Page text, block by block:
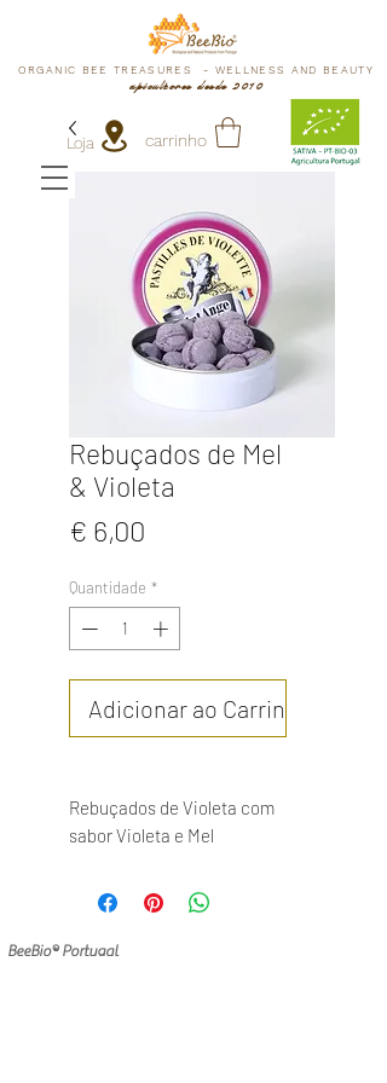
ORGANIC BEE TREASURES - WELLNESS AND BEAUTY
apicultores desde 2010
carrinho
Loja
Rebuçados de Mel
& Violeta
€ 6,00
Quantidade *
Adicionar ao Carrinho
Rebuçados de Violeta com
sabor Violeta e Mel
leve vai fazer as suas
delicias!
BeeBio® Portugal